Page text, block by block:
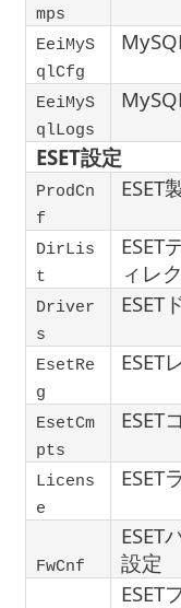
mps
EeiMyS
qlCfg
EeiMyS
qlLogs
ESET設定
ProdCn
f
ESET
DirLis
t
ESET
ィレ
Driver
s
ESET
EsetRe
g
ESET
EsetCm
pts
ESET
Licens
e
ESET
FwCnf
ESET
設定
ESET